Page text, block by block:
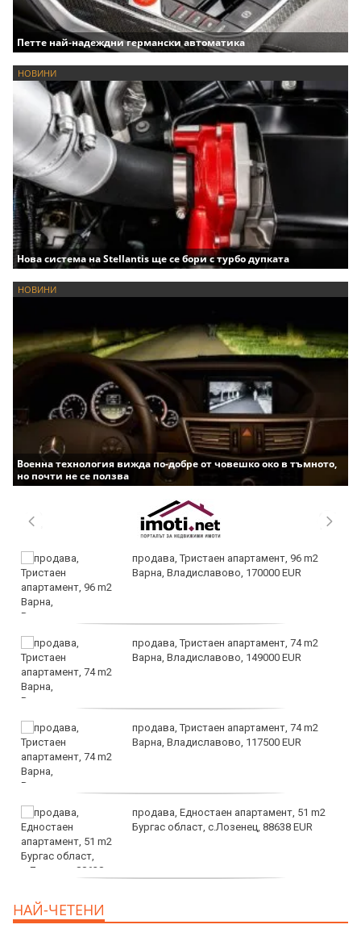
Петте най-надеждни германски автоматика
НОВИНИ
Нова система на Stellantis ще се бори с турбо дупката
НОВИНИ
Военна технология вижда по-добре от човешко око в тъмното,
но почти не се ползва
продава, Тристаен апартамент, 96 m2
Варна, Владиславово, 170000 EUR
продава, Тристаен апартамент, 74 m2
Варна, Владиславово, 149000 EUR
продава, Тристаен апартамент, 74 m2
Варна, Владиславово, 117500 EUR
продава, Едностаен апартамент, 51 m2
Бургас област, с.Лозенец, 88638 EUR
EUR
НАЙ-ЧЕТЕНИ